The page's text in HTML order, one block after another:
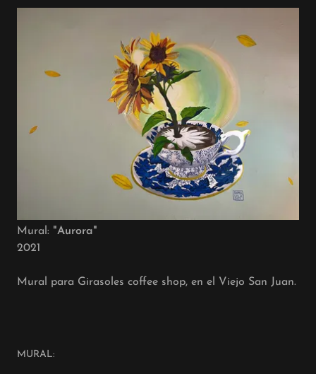
Mural: "Aurora"
2021
Mural para Girasoles coffee shop, en el Viejo San Juan.
MURAL: